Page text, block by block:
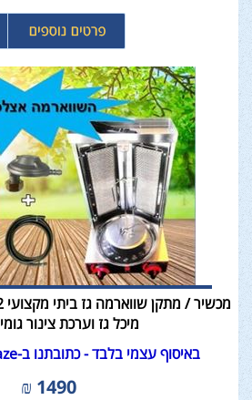
מיכל גז וערכת צינור
באיסוף עצמי בלבד - כתובתנו ב-Waze אלקטרוגז פ"ת
1490
₪